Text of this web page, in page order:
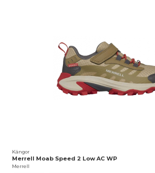
Kängor
Merrell Moab Speed 2 Low AC WP
Merrell